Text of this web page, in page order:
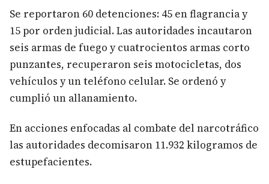
Se reportaron 60 detenciones: 45 en flagrancia y
15 por orden judicial. Las autoridades incautaron
seis armas de fuego y cuatrocientos armas corto
punzantes, recuperaron seis motocicletas, dos
vehículos y un teléfono celular. Se ordenó y
cumplió un allanamiento.
En acciones enfocadas al combate del narcotráfico
las autoridades decomisaron 11.932 kilogramos de
estupefacientes.